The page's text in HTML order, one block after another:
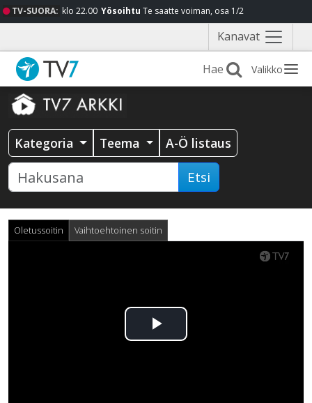
TV-SUORA: klo 22.00 Yösoihtu Te saatte voiman, osa 1/2
Kanavat Näytä
valikko
Valikko
Kategoria Teema A-Ö listaus
Etsi
Oletussoitin Vaihtoehtoinen soitin
Toista